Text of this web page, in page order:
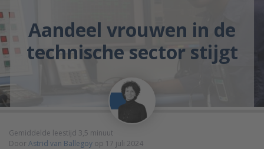
Aandeel vrouwen in de
technische sector stijgt
Gemiddelde leestijd 3,5 minuut
Door Astrid van Ballegoy op 17 juli 2024